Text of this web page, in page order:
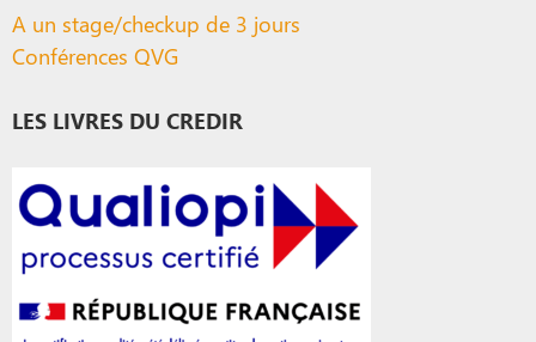
A un stage/checkup de 3 jours
Conférences QVG
LES LIVRES DU CREDIR